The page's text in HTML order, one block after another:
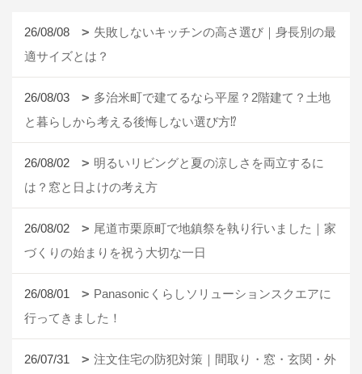
26/08/08
失敗しないキッチンの高さ選び｜身長別の最
適サイズとは？
26/08/03
多治米町で建てるなら平屋？2階建て？土地
と暮らしから考える後悔しない選び方⁉
26/08/02
明るいリビングと夏の涼しさを両立するに
は？窓と日よけの考え方
26/08/02
尾道市栗原町で地鎮祭を執り行いました｜家
づくりの始まりを祝う大切な一日
26/08/01
Panasonicくらしソリューションスクエアに
行ってきました！
26/07/31
注文住宅の防犯対策｜間取り・窓・玄関・外